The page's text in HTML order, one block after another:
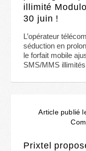
illimité
30 juin !
L’opérateur
séduction en
le forfait mobile
SMS/MMS
Article publié
Prixtel